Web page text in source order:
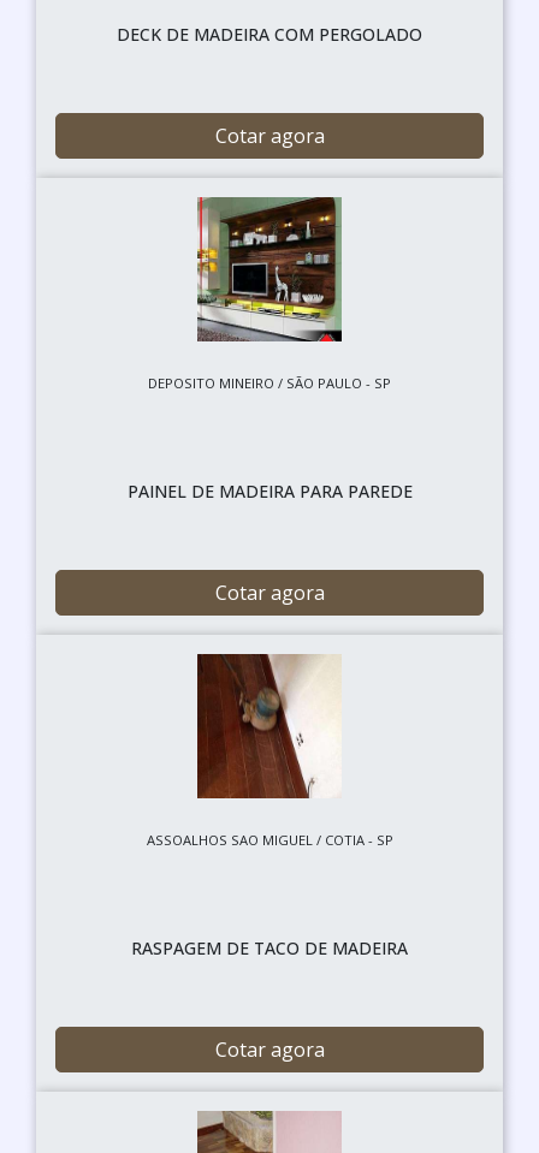
DECK DE MADEIRA COM PERGOLADO
Cotar agora
DEPOSITO MINEIRO / SÃO PAULO - SP
PAINEL DE MADEIRA PARA PAREDE
Cotar agora
ASSOALHOS SAO MIGUEL / COTIA - SP
RASPAGEM DE TACO DE MADEIRA
Cotar agora